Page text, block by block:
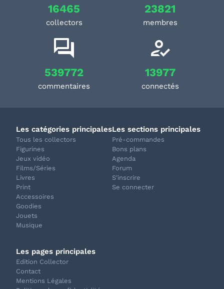
16465
collectors
23821
membres
539772
commentaires
13977
connectés
Les catégories principales
Tous les collectors
Figurines
Jeux vidéo
Films/Séries
Livres
Print
Accessoires
Goodies
Jouets
Musique
Les sections principales
Pré-commandes
Bons plans
Agenda
Forum
S'inscrire
Se connecter
Les pages principales
Edition Collector
Contact
Mentions Légales